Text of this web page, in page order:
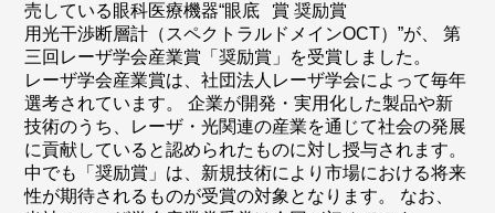
売している眼科医療機器“眼底
用光干渉断層計（スペクトラルドメインOCT）”が、 第
三回レーザ学会産業賞「奨励賞」を受賞しました。
レーザ学会産業賞は、社団法人レーザ学会によって毎年
選考されています。 企業が開発・実用化した製品や新
技術のうち、レーザ・光関連の産業を通じて社会の発展
に貢献していると認められたものに対し授与されます。
中でも「奨励賞」は、新規技術により市場における将来
性が期待されるものが受賞の対象となります。 なお、